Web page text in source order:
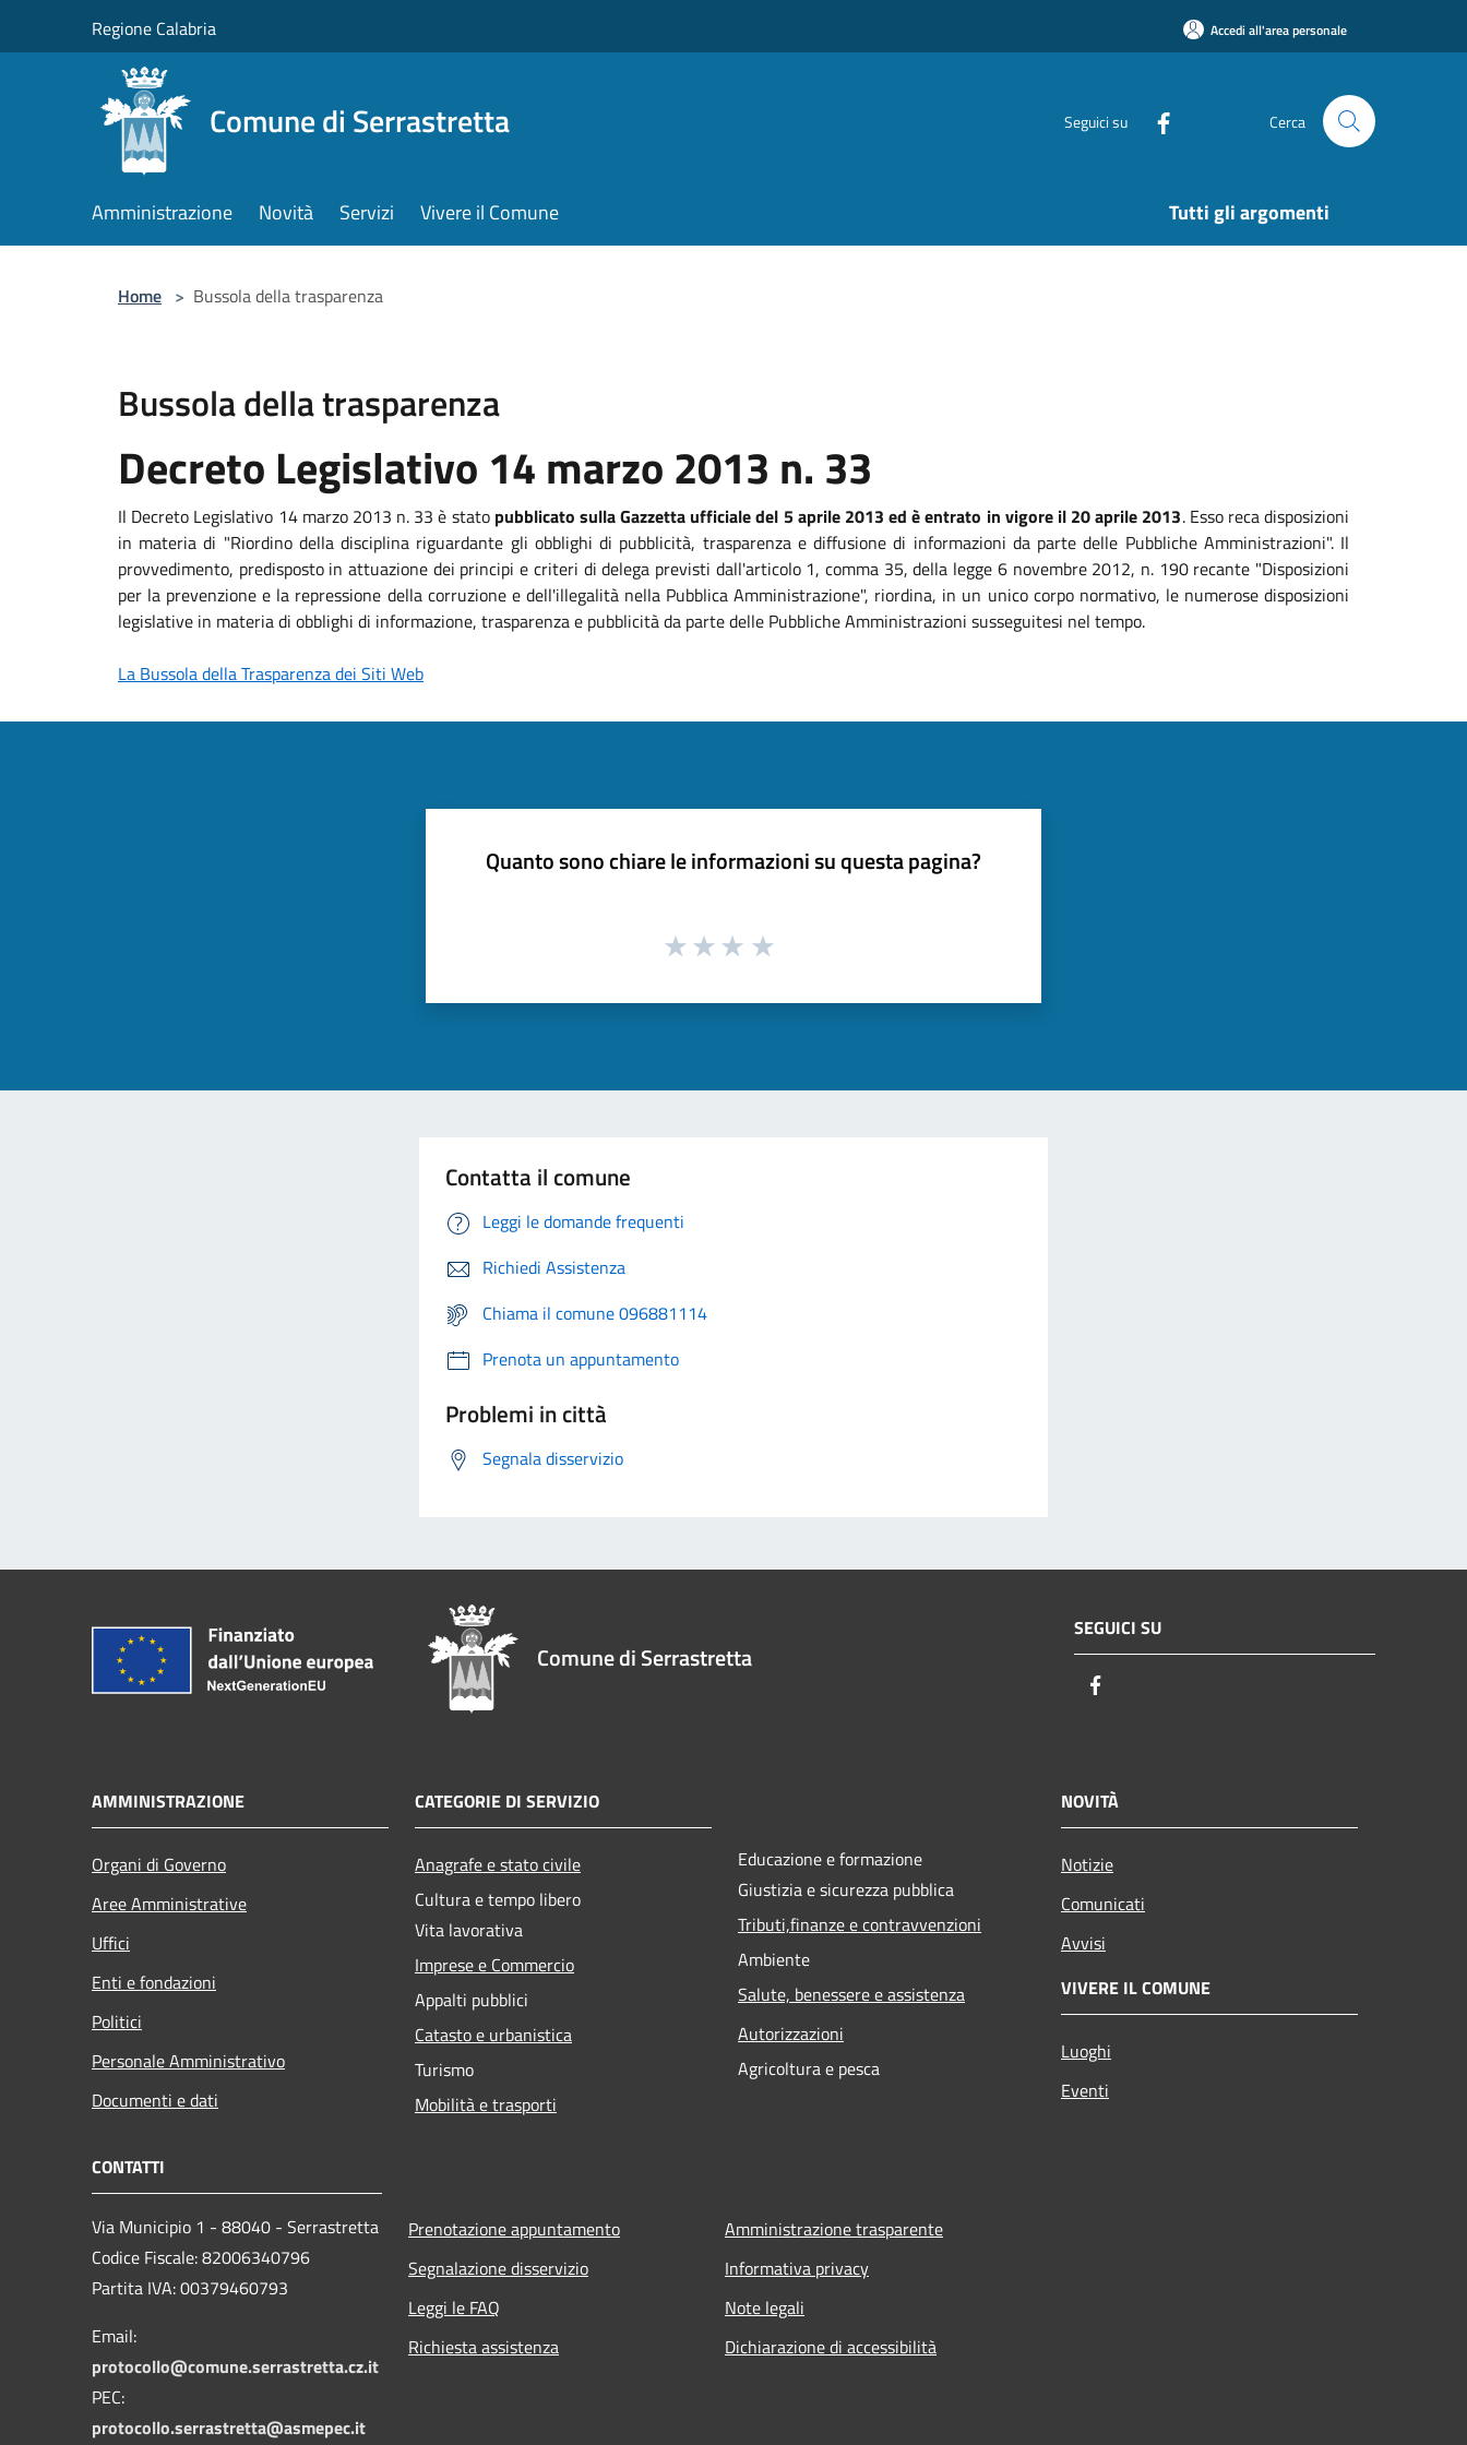
Regione Calabria Accedi all'area personale
Comune di Serrastretta Seguici su Cerca
Amministrazione Novità Servizi Vivere il Comune Tutti gli argomenti
Home > Bussola della trasparenza
Bussola della trasparenza
Decreto Legislativo 14 marzo 2013 n. 33
Il Decreto Legislativo 14 marzo 2013 n. 33 è stato pubblicato sulla Gazzetta ufficiale del 5 aprile 2013 ed è entrato in vigore il 20 aprile 2013. Esso reca disposizioni
in materia di "Riordino della disciplina riguardante gli obblighi di pubblicità, trasparenza e diffusione di informazioni da parte delle Pubbliche Amministrazioni". Il
provvedimento, predisposto in attuazione dei principi e criteri di delega previsti dall'articolo 1, comma 35, della legge 6 novembre 2012, n. 190 recante "Disposizioni
per la prevenzione e la repressione della corruzione e dell'illegalità nella Pubblica Amministrazione", riordina, in un unico corpo normativo, le numerose disposizioni
legislative in materia di obblighi di informazione, trasparenza e pubblicità da parte delle Pubbliche Amministrazioni susseguitesi nel tempo.
La Bussola della Trasparenza dei Siti Web
Quanto sono chiare le informazioni su questa pagina?
Contatta il comune
Leggi le domande frequenti
Richiedi Assistenza
Chiama il comune 096881114
Prenota un appuntamento
Problemi in città
Segnala disservizio
Comune di Serrastretta
SEGUICI SU
AMMINISTRAZIONE
Organi di Governo
Aree Amministrative
Uffici
Enti e fondazioni
Politici
Personale Amministrativo
Documenti e dati
CATEGORIE DI SERVIZIO
Anagrafe e stato civile
Cultura e tempo libero
Vita lavorativa
Imprese e Commercio
Appalti pubblici
Catasto e urbanistica
Turismo
Mobilità e trasporti
Educazione e formazione
Giustizia e sicurezza pubblica
Tributi,finanze e contravvenzioni
Ambiente
Salute, benessere e assistenza
Autorizzazioni
Agricoltura e pesca
NOVITÀ
Notizie
Comunicati
Avvisi
VIVERE IL COMUNE
Luoghi
Eventi
CONTATTI
Via Municipio 1 - 88040 - Serrastretta
Codice Fiscale: 82006340796
Partita IVA: 00379460793
Email:
protocollo@comune.serrastretta.cz.it
PEC:
protocollo.serrastretta@asmepec.it
Prenotazione appuntamento
Segnalazione disservizio
Leggi le FAQ
Richiesta assistenza
Amministrazione trasparente
Informativa privacy
Note legali
Dichiarazione di accessibilità